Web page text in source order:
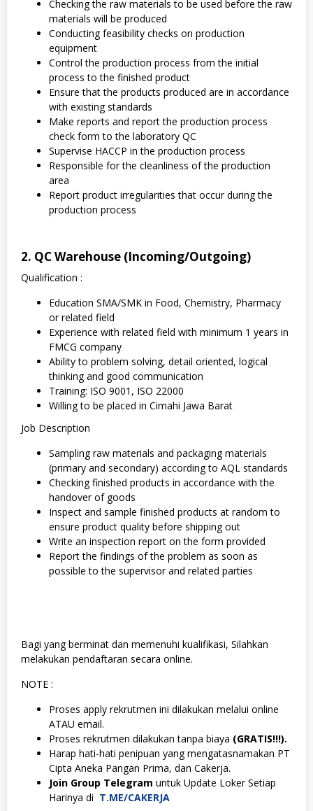
Checking the raw materials to be used before the raw
materials will be produced
Conducting feasibility checks on production
equipment
Control the production process from the initial
process to the finished product
Ensure that the products produced are in accordance
with existing standards
Make reports and report the production process
check form to the laboratory QC
Supervise HACCP in the production process
Responsible for the cleanliness of the production
area
Report product irregularities that occur during the
production process
2. QC Warehouse (Incoming/Outgoing)
Qualification :
Education SMA/SMK in Food, Chemistry, Pharmacy
or related field
Experience with related field with minimum 1 years in
FMCG company
Ability to problem solving, detail oriented, logical
thinking and good communication
Training: ISO 9001, ISO 22000
Willing to be placed in Cimahi Jawa Barat
Job Description
Sampling raw materials and packaging materials
(primary and secondary) according to AQL standards
Checking finished products in accordance with the
handover of goods
Inspect and sample finished products at random to
ensure product quality before shipping out
Write an inspection report on the form provided
Report the findings of the problem as soon as
possible to the supervisor and related parties
Bagi yang berminat dan memenuhi kualifikasi, Silahkan
melakukan pendaftaran secara online.
NOTE :
Proses apply rekrutmen ini dilakukan melalui online
ATAU email.
Proses rekrutmen dilakukan tanpa biaya (GRATIS!!!).
Harap hati-hati penipuan yang mengatasnamakan PT
Cipta Aneka Pangan Prima, dan Cakerja.
Join Group Telegram untuk Update Loker Setiap
Harinya di T.ME/CAKERJA